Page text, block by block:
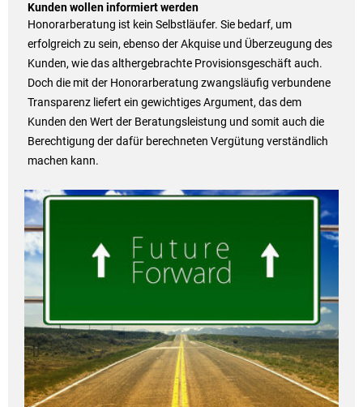
Kunden wollen informiert werden
Honorarberatung ist kein Selbstläufer. Sie bedarf, um
erfolgreich zu sein, ebenso der Akquise und Überzeugung des
Kunden, wie das althergebrachte Provisionsgeschäft auch.
Doch die mit der Honorarberatung zwangsläufig verbundene
Transparenz liefert ein gewichtiges Argument, das dem
Kunden den Wert der Beratungsleistung und somit auch die
Berechtigung der dafür berechneten Vergütung verständlich
machen kann.